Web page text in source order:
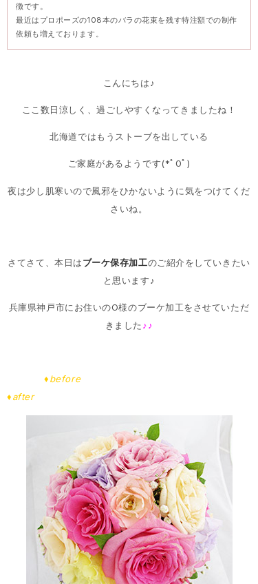
徴です。
最近はプロポーズの108本のバラの花束を残す特注額での制作
依頼も増えております。
こんにちは♪
ここ数日涼しく、過ごしやすくなってきましたね！
北海道ではもうストーブを出している
ご家庭があるようです(*ﾟ0ﾟ)
夜は少し肌寒いので風邪をひかないように気をつけてくだ
さいね。
さてさて、本日はブーケ保存加工のご紹介をしていきたい
と思います♪
兵庫県神戸市にお住いのO様のブーケ加工をさせていただ
きました♪♪
♦before
♦after